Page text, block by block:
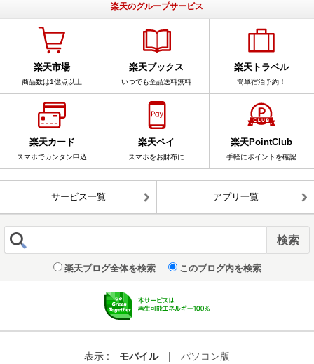
楽天のグループサービス
楽天市場
商品数は1億点以上
楽天ブックス
いつでも全品送料無料
楽天トラベル
簡単宿泊予約！
楽天カード
スマホでカンタン申込
楽天ペイ
スマホをお財布に
楽天PointClub
手軽にポイントを確認
サービス一覧 アプリ一覧
楽天ブログ全体を検索 このブログ内を検索
表示 : モバイル | パソコン版